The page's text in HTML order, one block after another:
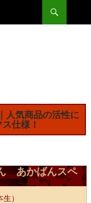
人気商品の活性に
仕様！
あかばんスペ
）